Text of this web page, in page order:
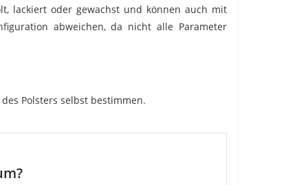
lackiert oder gewachst und können auch mit
abweichen, da nicht alle Parameter
Polsters selbst bestimmen.